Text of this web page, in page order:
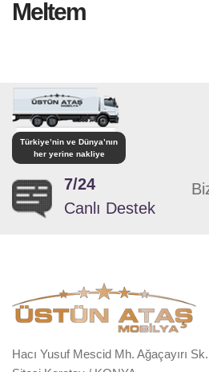
Meltem
Türkiye’nin ve Dünya’nın
her yerine nakliye
7/24
Canlı Destek
Hacı Yusuf Mescid Mh. Ağaçayırı